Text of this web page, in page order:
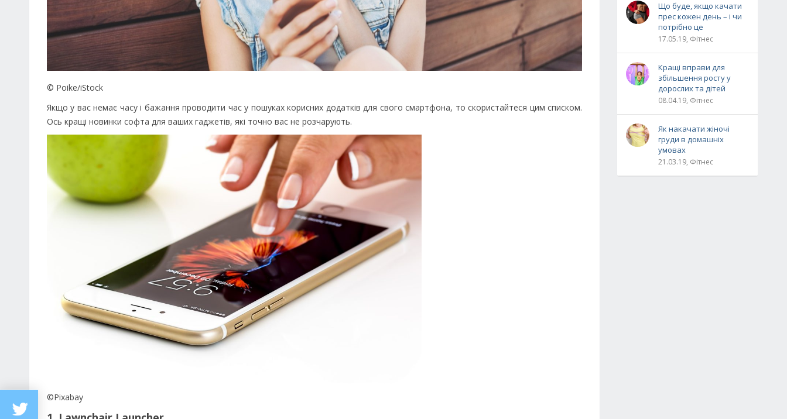
© Poike/iStock
Якщо у вас немає часу і бажання проводити час у пошуках корисних додатків для свого смартфона, то скористайтеся цим списком.
Ось кращі новинки софта для ваших гаджетів, які точно вас не розчарують.
©Pixabay
Що буде, якщо качати
прес кожен день – і чи
потрібно це
17.05.19, Фітнес
Кращі вправи для
збільшення росту у
дорослих та дітей
08.04.19, Фітнес
Як накачати жіночі
груди в домашніх
умовах
21.03.19, Фітнес